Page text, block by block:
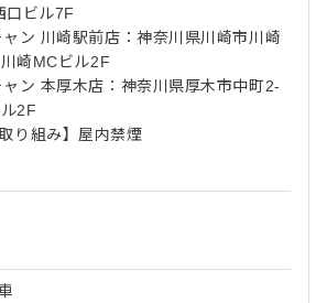
ビル7F
ャン 川崎駅前店：神奈川県川崎市川崎
崎MCビル2F
ャン 本厚木店：神奈川県厚木市中町2-
2F
り組み】屋内禁煙